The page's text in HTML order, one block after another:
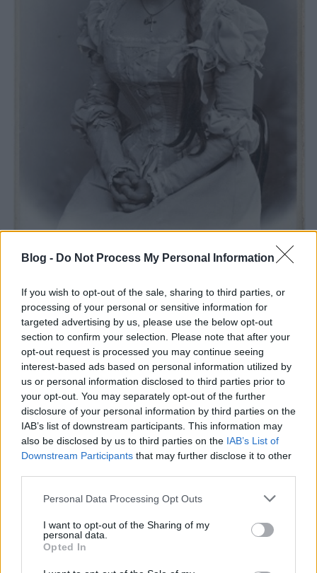
Blog - Do Not Process My Personal Information
If you wish to opt-out of the sale, sharing to third parties, or
processing of your personal or sensitive information for
targeted advertising by us, please use the below opt-out
section to confirm your selection. Please note that after your
opt-out request is processed you may continue seeing
interest-based ads based on personal information utilized by
us or personal information disclosed to third parties prior to
your opt-out. You may separately opt-out of the further
disclosure of your personal information by third parties on the
IAB’s list of downstream participants. This information may
also be disclosed by us to third parties on the IAB’s List of
Downstream Participants that may further disclose it to other
Please note that this website/app uses one or more Google
not limited to your visit or usage behaviour. You may click to
grant or deny consent to Google and its third-party tags to
use your data for below specified purposes in below Google
consent section.
Personal Data Processing Opt Outs
I want to opt-out of the Sharing of my
personal data.
Opted In
Az Operaház történetének egyik
legviszontagságosabbperiódusában, tízévnyi szünet
után 1919. október 9. újították fel Weber operáját
Ábrányi Emil és Ferenczi Frigyes fordításában,
Dalnoky Viktor rendezésében, de még mindig a múlt
századi díszletekben. Az előadást ifj. Ábrányi Emil
vezényelte, aki ezzel a produkcióval kezdte meg
igazgatói működését, Ottokárként Farkas Sándor,
Ilona és Kruÿswÿk Annie, Kasparként Venczell Béla,
Sándor és Komáromy Pál, Kiliánként Toronyi Gyula
lépett színpadra. A produkció három év alatt